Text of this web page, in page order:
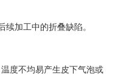
续加工中的折叠缺陷。
度不均易产生皮下气泡或